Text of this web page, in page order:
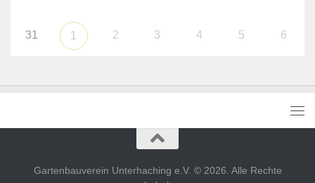
31 1 2 3 4 5 6
Gartenbauverein Unterhaching e.V. © 2026. Alle Rechte